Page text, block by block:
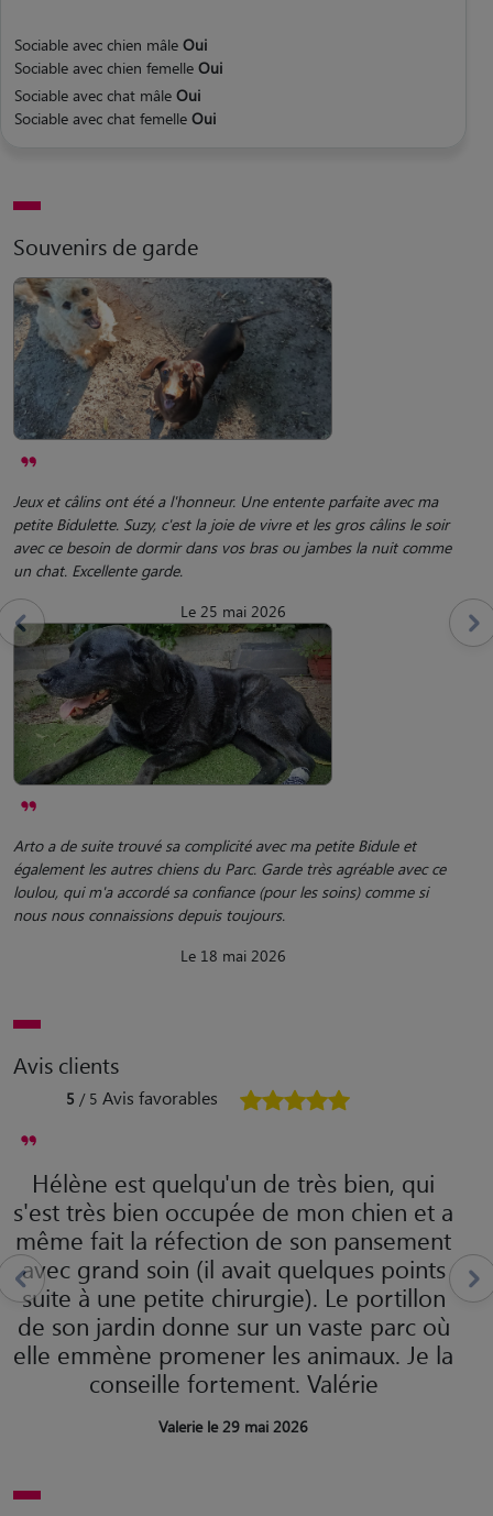
Sociable avec chien mâle Oui
Sociable avec chien femelle Oui
Sociable avec chat mâle Oui
Sociable avec chat femelle Oui
Souvenirs de garde
Jeux et câlins ont été a l'honneur. Une entente parfaite avec ma
petite Bidulette. Suzy, c'est la joie de vivre et les gros câlins le soir
avec ce besoin de dormir dans vos bras ou jambes la nuit comme
un chat. Excellente garde.
Le 25 mai 2026
Arto a de suite trouvé sa complicité avec ma petite Bidule et
également les autres chiens du Parc. Garde très agréable avec ce
loulou, qui m'a accordé sa confiance (pour les soins) comme si
nous nous connaissions depuis toujours.
Le 18 mai 2026
Avis clients
5 / 5 Avis favorables
Hélène est quelqu'un de très bien, qui
s'est très bien occupée de mon chien et a
même fait la réfection de son pansement
avec grand soin (il avait quelques points
suite à une petite chirurgie). Le portillon
de son jardin donne sur un vaste parc où
elle emmène promener les animaux. Je la
conseille fortement. Valérie
Valerie le 29 mai 2026